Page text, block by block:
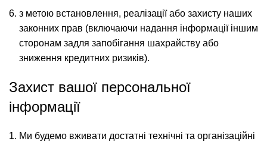
з метою встановлення, реалізації або захисту наших
законних прав (включаючи надання інформації іншим
сторонам задля запобігання шахрайству або
зниження кредитних ризиків).
Захист вашої персональної
інформації
Ми будемо вживати достатні технічні та організаційні